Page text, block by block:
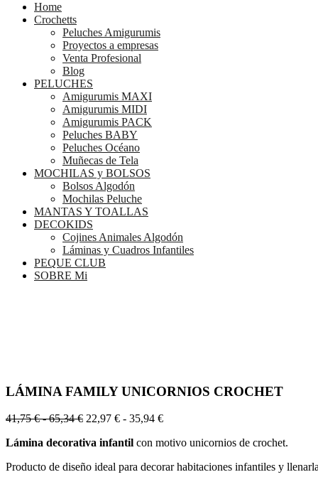
Home
Crochetts
Peluches Amigurumis
Proyectos a empresas
Venta Profesional
Blog
PELUCHES
Amigurumis MAXI
Amigurumis MIDI
Amigurumis PACK
Peluches BABY
Peluches Océano
Muñecas de Tela
MOCHILAS y BOLSOS
Bolsos Algodón
Mochilas Peluche
MANTAS Y TOALLAS
DECOKIDS
Cojines Animales Algodón
Láminas y Cuadros Infantiles
PEQUE CLUB
SOBRE Mi
LÁMINA FAMILY UNICORNIOS CROCHET
41,75€ - 65,34€Rango
precios:
41,75 €
22,97 € - 35,94 €Rango
precios:
22,97 €
Lámina decorativa infantil con motivo unicornios de crochet.
Producto de diseño ideal para decorar habitaciones infantiles y